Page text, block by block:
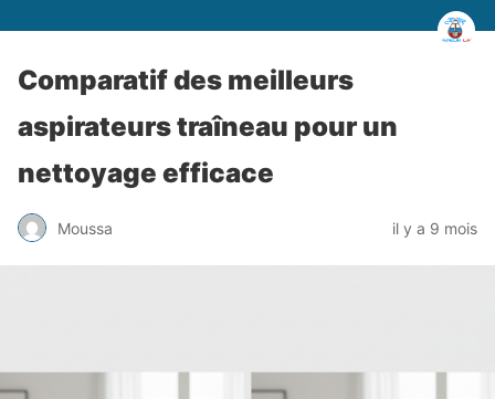
Comparatif des meilleurs
aspirateurs traîneau pour un
nettoyage efficace
Moussa il y a 9 mois